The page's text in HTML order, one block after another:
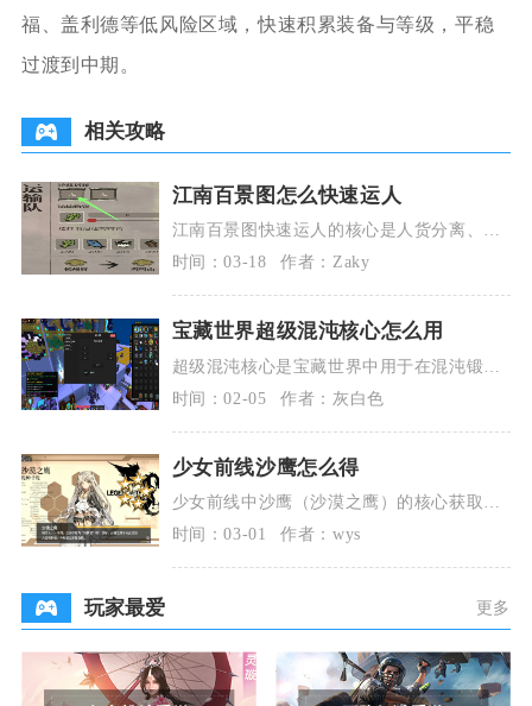
福、盖利德等低风险区域，快速积累装备与等级，平稳
过渡到中期。
相关攻略
江南百景图怎么快速运人
江南百景图快速运人的核心是人货分离、单
船单人、广告加速、多船并行，按这套方法
操作可大幅提升
时间：03-18 作者：Zaky
宝藏世界超级混沌核心怎么用
超级混沌核心是宝藏世界中用于在混沌锻造
台打造高阶职业、稀有坐骑、强力宠物及顶
级装饰品的核心
时间：02-05 作者：灰白色
少女前线沙鹰怎么得
少女前线中沙鹰（沙漠之鹰）的核心获取途
径为通关限时活动“裂变链接”的E5-6关卡，
该人形无
时间：03-01 作者：wys
玩家最爱 更多